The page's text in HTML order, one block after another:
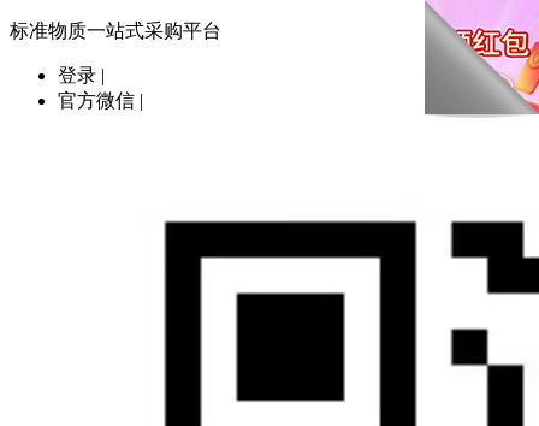
标准物质一站式采购平台
登录 |
官方微信 |